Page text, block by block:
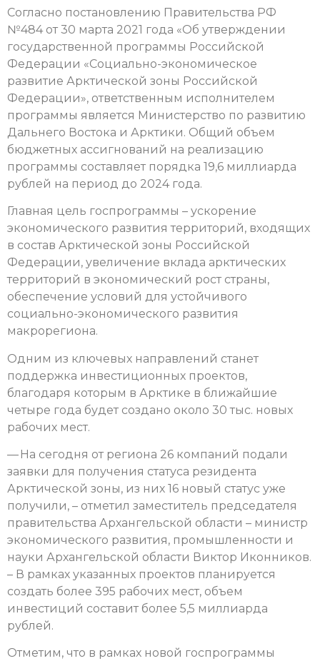
Согласно постановлению Правительства РФ
№484 от 30 марта 2021 года «Об утверждении
государственной программы Российской
Федерации «Социально-экономическое
развитие Арктической зоны Российской
Федерации», ответственным исполнителем
программы является Министерство по развитию
Дальнего Востока и Арктики. Общий объем
бюджетных ассигнований на реализацию
программы составляет порядка 19,6 миллиарда
рублей на период до 2024 года.
Главная цель госпрограммы – ускорение
экономического развития территорий, входящих
в состав Арктической зоны Российской
Федерации, увеличение вклада арктических
территорий в экономический рост страны,
обеспечение условий для устойчивого
социально-экономического развития
макрорегиона.
Одним из ключевых направлений станет
поддержка инвестиционных проектов,
благодаря которым в Арктике в ближайшие
четыре года будет создано около 30 тыс. новых
рабочих мест.
— На сегодня от региона 26 компаний подали
заявки для получения статуса резидента
Арктической зоны, из них 16 новый статус уже
получили, – отметил заместитель председателя
правительства Архангельской области – министр
экономического развития, промышленности и
науки Архангельской области Виктор Иконников.
– В рамках указанных проектов планируется
создать более 395 рабочих мест, объем
инвестиций составит более 5,5 миллиарда
рублей.
Отметим, что в рамках новой госпрограммы